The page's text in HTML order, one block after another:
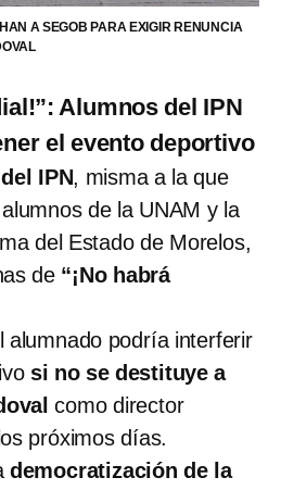
A SEGOB PARA EXIGIR RENUNCIA
Alumnos del IPN
el evento deportivo
IPN, misma a la que
de la UNAM y la
del Estado de Morelos,
de “¡No habrá
alumnado podría interferir
si no se destituye a
como director
próximos días.
democratización de la